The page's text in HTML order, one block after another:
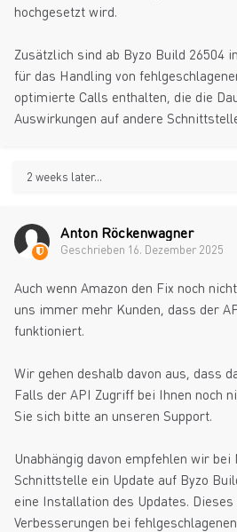
hochgesetzt wird.
Zusätzlich sind ab Byzo Build 26504
für das Handling von
optimierte Calls enthalten, die die
Auswirkungen auf andere
2 weeks later...
Anton Röckenwagner
Geschrieben 16. Dezember 2025
Auch wenn Amazon den Fix noch
uns immer mehr Kunden, dass der
funktioniert.
Wir gehen deshalb davon aus, dass
Falls der API Zugriff bei Ihnen noch
Sie sich bitte an unseren Support.
Unabhängig davon empfehlen wir bei
Schnittstelle ein Update auf Byzo
eine Installation des Updates. Dieses
Verbesserungen bei